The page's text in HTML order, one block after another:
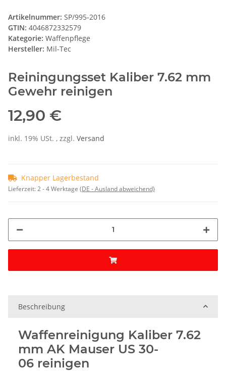
Artikelnummer: SP/995-2016
GTIN: 4046872332579
Kategorie: Waffenpflege
Hersteller: Mil-Tec
Reiningungsset Kaliber 7.62 mm
Gewehr reinigen
12,90 €
inkl. 19% USt. , zzgl. Versand
Knapper Lagerbestand
Lieferzeit:2 - 4 Werktage (DE - Ausland abweichend)
Beschreibung
Waffenreinigung Kaliber 7.62
mm AK Mauser US 30-
06 reinigen